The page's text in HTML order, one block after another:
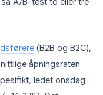
(B2B og B2C),
åpningsraten
ledet onsdag